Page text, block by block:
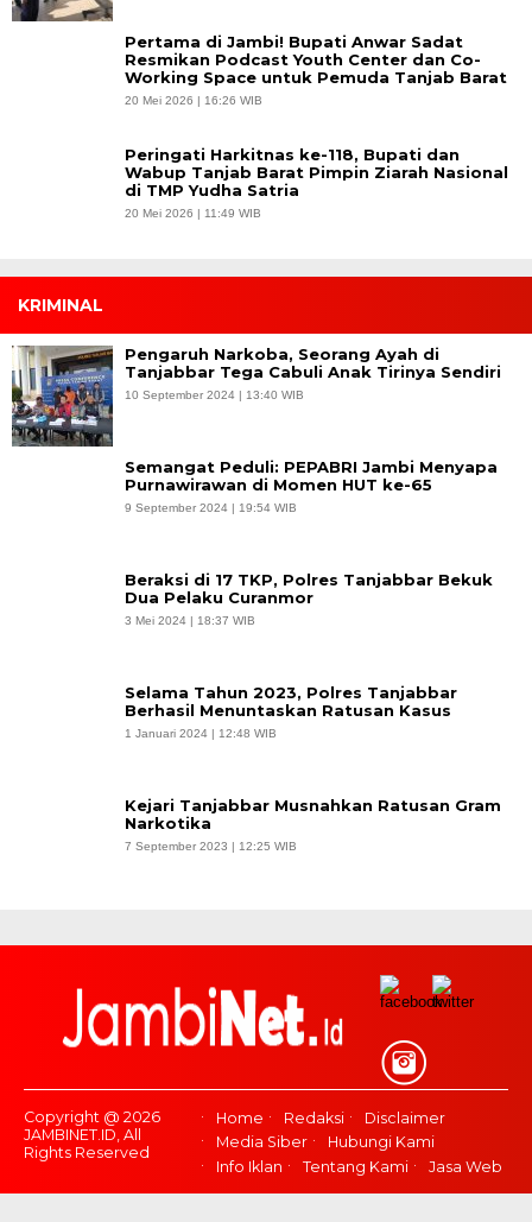
Pertama di Jambi! Bupati Anwar Sadat
Resmikan Podcast Youth Center dan Co-
Working Space untuk Pemuda Tanjab Barat
20 Mei 2026 | 16:26 WIB
Peringati Harkitnas ke-118, Bupati dan
Wabup Tanjab Barat Pimpin Ziarah Nasional
di TMP Yudha Satria
20 Mei 2026 | 11:49 WIB
KRIMINAL
Pengaruh Narkoba, Seorang Ayah di
Tanjabbar Tega Cabuli Anak Tirinya Sendiri
10 September 2024 | 13:40 WIB
Semangat Peduli: PEPABRI Jambi Menyapa
Purnawirawan di Momen HUT ke-65
9 September 2024 | 19:54 WIB
Beraksi di 17 TKP, Polres Tanjabbar Bekuk
Dua Pelaku Curanmor
3 Mei 2024 | 18:37 WIB
Selama Tahun 2023, Polres Tanjabbar
Berhasil Menuntaskan Ratusan Kasus
1 Januari 2024 | 12:48 WIB
Kejari Tanjabbar Musnahkan Ratusan Gram
Narkotika
7 September 2023 | 12:25 WIB
Copyright @ 2026
JAMBINET.ID, All
Rights Reserved
Home Redaksi
Disclaimer
Media Siber
Hubungi Kami
Info Iklan
Tentang Kami Jasa Web